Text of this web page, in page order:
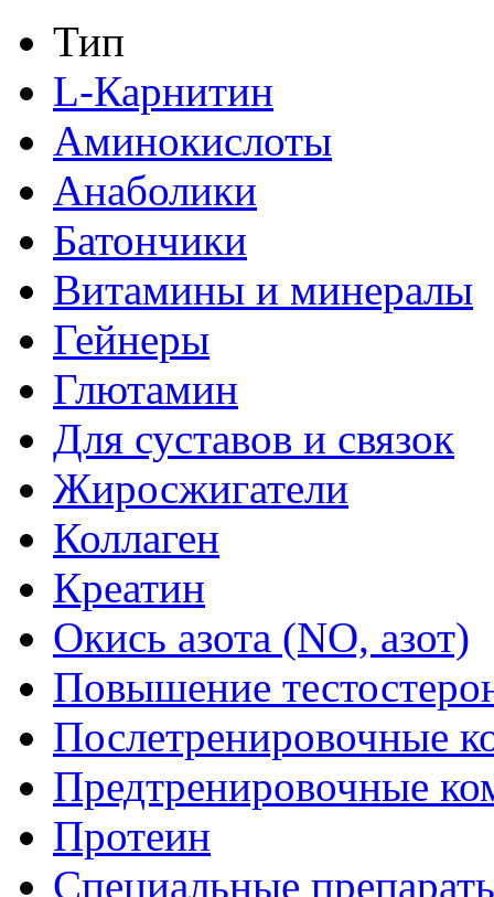
Тип
L-Карнитин
Аминокислоты
Анаболики
Батончики
Витамины и минералы
Гейнеры
Глютамин
Для суставов и связок
Жиросжигатели
Коллаген
Креатин
Окись азота (NO, азот)
Повышение
Послетренировочные
Предтренировочные
Протеин
Специальные